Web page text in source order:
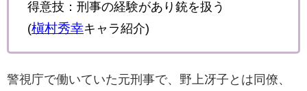
得意技：刑事の経験があり銃を扱う
(槇村秀幸キャラ紹介)
警視庁で働いていた元刑事で、野上冴子とは同僚、